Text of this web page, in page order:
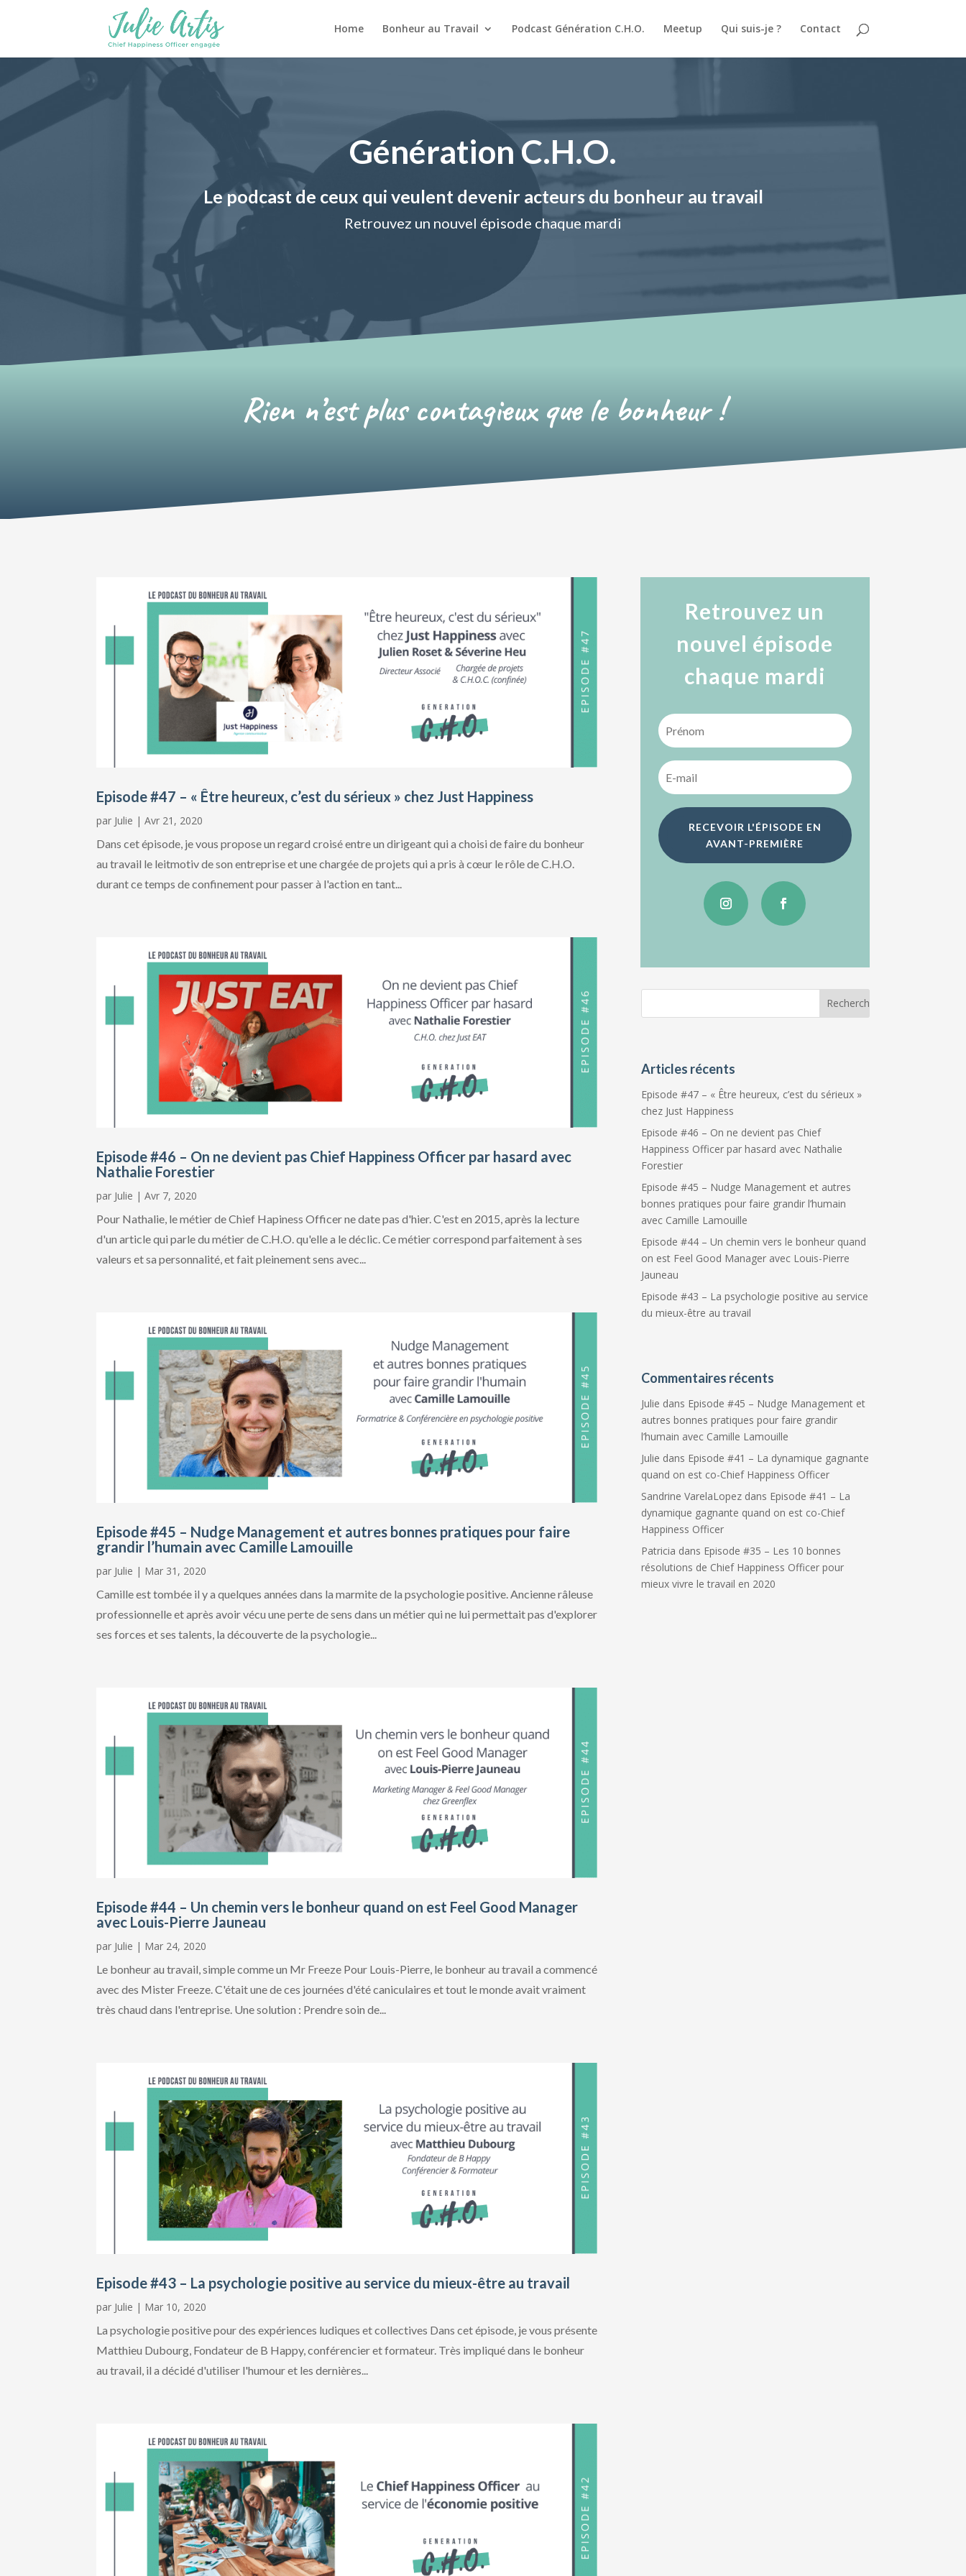
Home Bonheur au Travail Podcast Génération C.H.O. Meetup Qui suis-je ? Contact
Génération C.H.O.
Le podcast de ceux qui veulent devenir acteurs du bonheur au travail
Retrouvez un nouvel épisode chaque mardi
Rien n’est plus contagieux que le bonheur !
Episode #47 – « Être heureux, c’est du sérieux » chez Just Happiness
par Julie |Avr 21, 2020
Dans cet épisode, je vous propose un regard croisé entre un dirigeant qui a choisi de faire du bonheur
au travail le leitmotiv de son entreprise et une chargée de projets qui a pris à cœur le rôle de C.H.O.
durant ce temps de confinement pour passer à l'action en tant...
Episode #46 – On ne devient pas Chief Happiness Officer par hasard avec
Nathalie Forestier
par Julie |Avr 7, 2020
Pour Nathalie, le métier de Chief Hapiness Officer ne date pas d'hier. C'est en 2015, après la lecture
d'un article qui parle du métier de C.H.O. qu'elle a le déclic. Ce métier correspond parfaitement à ses
valeurs et sa personnalité, et fait pleinement sens avec...
Episode #45 – Nudge Management et autres bonnes pratiques pour faire
grandir l’humain avec Camille Lamouille
par Julie | Mar 31, 2020
Camille est tombée il y a quelques années dans la marmite de la psychologie positive. Ancienne râleuse
professionnelle et après avoir vécu une perte de sens dans un métier qui ne lui permettait pas d'explorer
ses forces et ses talents, la découverte de la psychologie...
Episode #44 – Un chemin vers le bonheur quand on est Feel Good Manager
avec Louis-Pierre Jauneau
par Julie | Mar 24, 2020
Le bonheur au travail, simple comme un Mr Freeze Pour Louis-Pierre, le bonheur au travail a commencé
avec des Mister Freeze. C'était une de ces journées d'été caniculaires et tout le monde avait vraiment
très chaud dans l'entreprise. Une solution : Prendre soin de...
Episode #43 – La psychologie positive au service du mieux-être au travail
par Julie | Mar 10, 2020
La psychologie positive pour des expériences ludiques et collectives Dans cet épisode, je vous présente
Matthieu Dubourg, Fondateur de B Happy, conférencier et formateur.⁠ Très impliqué dans le bonheur
au travail, il a décidé d'utiliser l'humour et les dernières...
Retrouvez un
nouvel épisode
chaque mardi
RECEVOIR L'ÉPISODE EN
AVANT-PREMIÈRE
Articles récents
Episode #47 – « Être heureux, c’est du sérieux »
chez Just Happiness
Episode #46 – On ne devient pas Chief
Happiness Officer par hasard avec Nathalie
Forestier
Episode #45 – Nudge Management et autres
bonnes pratiques pour faire grandir l’humain
avec Camille Lamouille
Episode #44 – Un chemin vers le bonheur quand
on est Feel Good Manager avec Louis-Pierre
Jauneau
Episode #43 – La psychologie positive au service
du mieux-être au travail
Commentaires récents
Julie dans Episode #45 – Nudge Management et
autres bonnes pratiques pour faire grandir
l’humain avec Camille Lamouille
Julie dans Episode #41 – La dynamique gagnante
quand on est co-Chief Happiness Officer
Sandrine VarelaLopezdans Episode #41 – La
dynamique gagnante quand on est co-Chief
Happiness Officer
Patricia dans Episode #35 – Les 10 bonnes
résolutions de Chief Happiness Officer pour
mieux vivre le travail en 2020